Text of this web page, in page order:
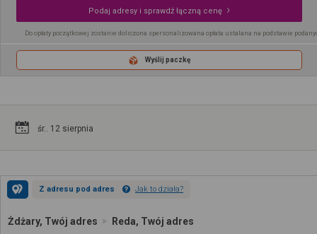
Podaj adresy i sprawdź łączną cenę
Do opłaty początkowej zostanie doliczona spersonalizowana opłata ustalana na podstawie
Wyślij paczkę
śr.. 12 sierpnia
Z adresu pod adres Jak to działa?
Żdżary, Twój adres Reda, Twój adres